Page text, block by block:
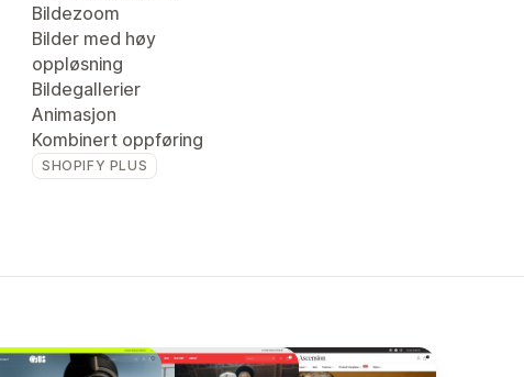
Bildezoom
Bilder med høy
oppløsning
Bildegallerier
Animasjon
Kombinert oppføring
SHOPIFY PLUS